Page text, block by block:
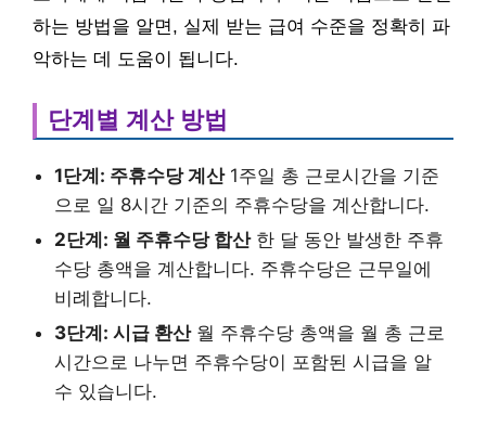
하는 방법을 알면, 실제 받는 급여 수준을 정확히 파
악하는 데 도움이 됩니다.
단계별 계산 방법
1단계: 주휴수당 계산1주일 총 근로시간을 기준
으로 일 8시간 기준의 주휴수당을 계산합니다.
2단계: 월 주휴수당 합산한 달 동안 발생한 주휴
수당 총액을 계산합니다. 주휴수당은 근무일에
비례합니다.
3단계: 시급 환산월 주휴수당 총액을 월 총 근로
시간으로 나누면 주휴수당이 포함된 시급을 알
수 있습니다.